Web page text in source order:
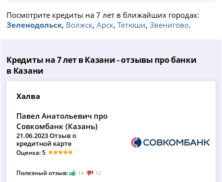
Посмотрите кредиты на 7 лет в ближайших городах:
Зеленодольск, Волжск,Арск,Тетюши,Звенигово.
Кредиты на 7 лет в Казани - отзывы про банки
в Казани
Халва
Павел Анатольевич про
Совкомбанк (Казань)
21.06.2023 Отзыв о
кредитной карте
Оценка: 5
Полезный отзыв: 14 12